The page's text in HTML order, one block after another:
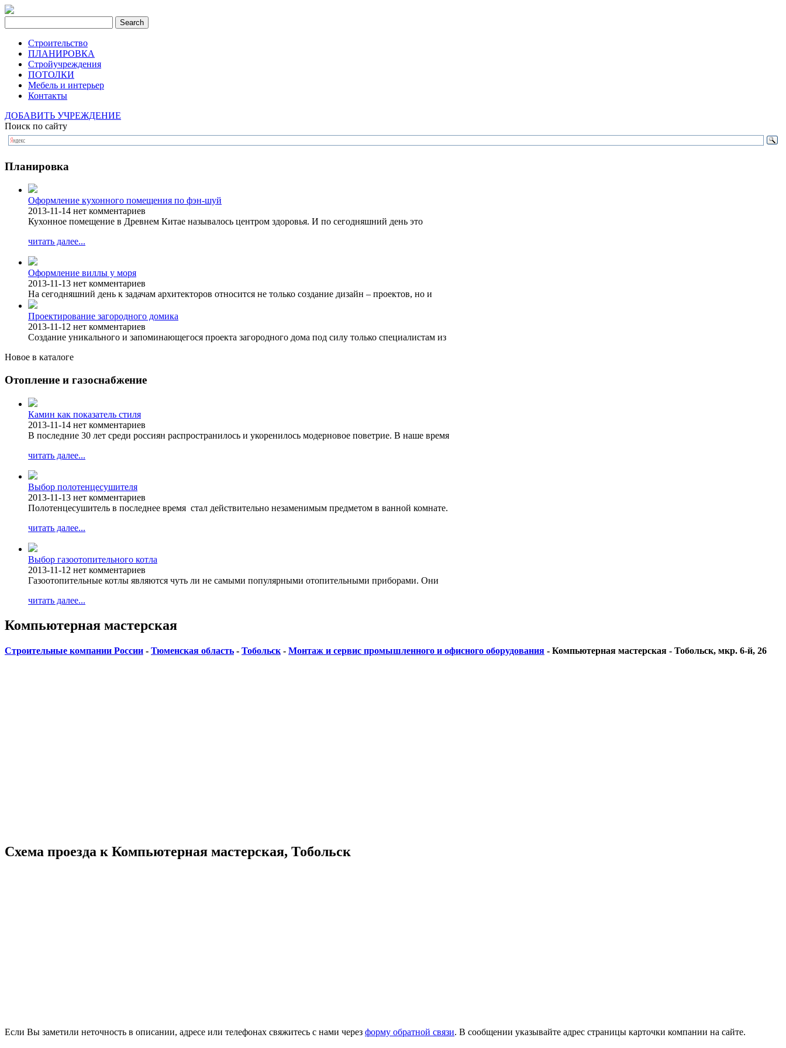
Строительство
ПЛАНИРОВКА
Стройучреждения
ПОТОЛКИ
Мебель и интерьер
Контакты
ДОБАВИТЬ УЧРЕЖДЕНИЕ
Поиск по сайту
Планировка
Оформление кухонного помещения по фэн-шуй
2013-11-14 нет комментариев
Кухонное помещение в Древнем Китае называлось центром здоровья. И по сегодняшний день это
читать далее...
Оформление виллы у моря
2013-11-13 нет комментариев
На сегодняшний день к задачам архитекторов относится не только создание дизайн – проектов, но и
Проектирование загородного домика
2013-11-12 нет комментариев
Создание уникального и запоминающегося проекта загородного дома под силу только специалистам из
Новое в каталоге
Отопление и газоснабжение
Камин как показатель стиля
2013-11-14 нет комментариев
В последние 30 лет среди россиян распространилось и укоренилось модерновое поветрие. В наше время
читать далее...
Выбор полотенцесушителя
2013-11-13 нет комментариев
Полотенцесушитель в последнее время стал действительно незаменимым предметом в ванной комнате.
читать далее...
Выбор газоотопительного котла
2013-11-12 нет комментариев
Газоотопительные котлы являются чуть ли не самыми популярными отопительными приборами. Они
читать далее...
Компьютерная мастерская
Строительные компании России - Тюменская область - Тобольск - Монтаж и сервис промышленного и офисного оборудования - Компьютерная мастерская - Тобольск, мкр. 6-й, 26
Схема проезда к Компьютерная мастерская, Тобольск
Если Вы заметили неточность в описании, адресе или телефонах свяжитесь с нами через форму обратной связи. В сообщении указывайте адрес страницы карточки компании на сайте.